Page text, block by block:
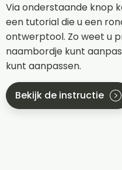
Via onderstaande knop
een tutorial die u een
ontwerptool. Zo weet u
naambordje kunt
kunt aanpassen.
Bekijk de instructie